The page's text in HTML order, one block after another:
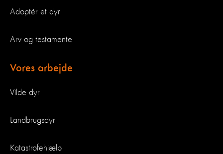
Adoptér et dyr
Arv og testamente
Vores arbejde
Vilde dyr
Landbrugsdyr
Katastrofehjælp